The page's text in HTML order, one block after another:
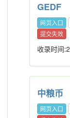
GEDF
网页入口
提交失效
收录时间
中粮币
网页入口